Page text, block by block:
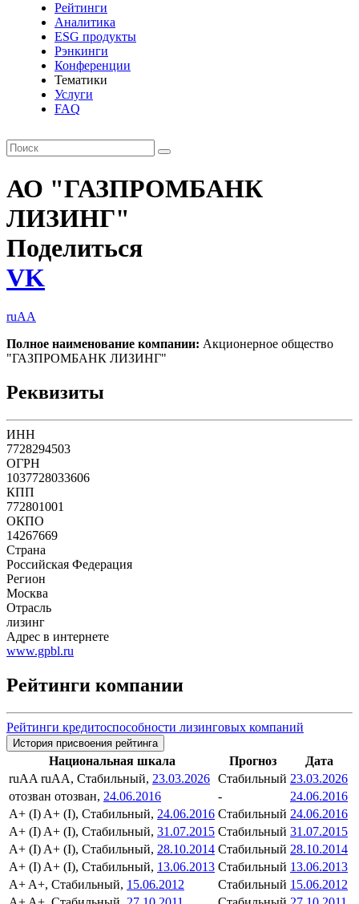
Рейтинги
Аналитика
ESG продукты
Рэнкинги
Конференции
Тематики
Услуги
FAQ
АО "ГАЗПРОМБАНК
ЛИЗИНГ"
Поделиться
VK
ruAA
Полное наименование компании: Акционерное общество
"ГАЗПРОМБАНК ЛИЗИНГ"
Реквизиты
ИНН
7728294503
ОГРН
1037728033606
КПП
772801001
ОКПО
14267669
Страна
Российская Федерация
Регион
Москва
Отрасль
лизинг
Адрес в интернете
www.gpbl.ru
Рейтинги компании
Рейтинги кредитоспособности лизинговых компаний
История присвоения рейтинга
Национальная шкала Прогноз
Дата
ruAA ruAA, Стабильный, 23.03.2026 Стабильный 23.03.2026
отозван отозван, 24.06.2016 -
24.06.2016
A+ (I) A+ (I), Стабильный, 24.06.2016 Стабильный 24.06.2016
A+ (I) A+ (I), Стабильный, 31.07.2015 Стабильный 31.07.2015
A+ (I) A+ (I), Стабильный, 28.10.2014 Стабильный 28.10.2014
A+ (I) A+ (I), Стабильный, 13.06.2013 Стабильный 13.06.2013
A+ A+, Стабильный, 15.06.2012 Стабильный 15.06.2012